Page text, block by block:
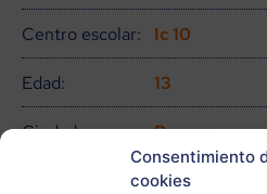
Consentimiento
cookies
Centro escolar: Ic 10
Edad: 13
Ciudad: Pescara
Italia